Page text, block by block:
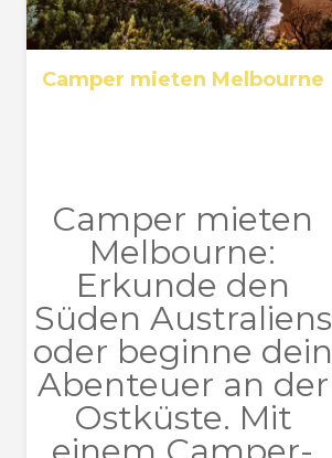
Camper mieten Melbourne
Camper mieten
Melbourne:
Erkunde den
Süden Australiens
oder beginne dein
Abenteuer an der
Ostküste. Mit